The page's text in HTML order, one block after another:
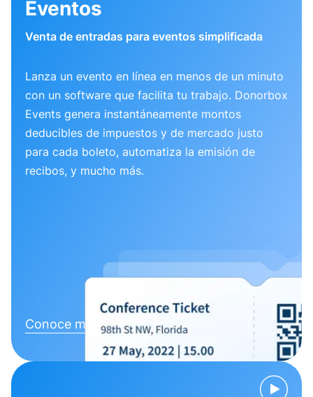
Eventos
Venta de entradas para eventos simplificada
Lanza un evento en línea en menos de un minuto
con un software que facilita tu trabajo. Donorbox
Events genera instantáneamente montos
deducibles de impuestos y de mercado justo
para cada boleto, automatiza la emisión de
recibos, y mucho más.
Conoce más